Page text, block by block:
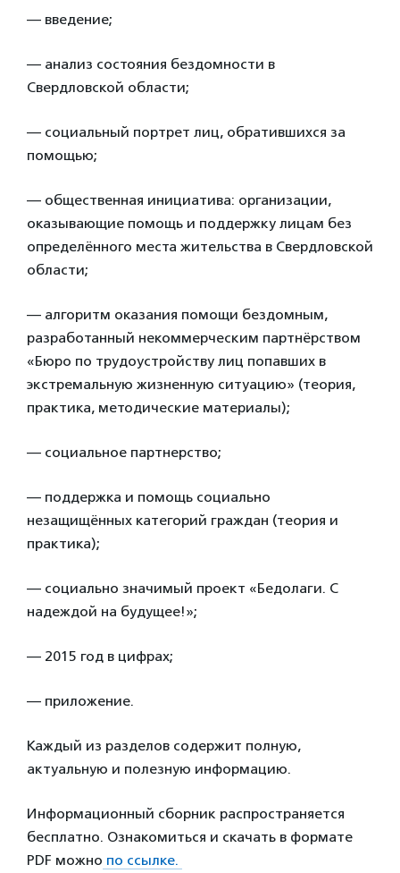
— введение;
— анализ состояния бездомности в
Свердловской области;
— социальный портрет лиц, обратившихся за
помощью;
— общественная инициатива: организации,
оказывающие помощь и поддержку лицам без
определённого места жительства в Свердловской
области;
— алгоритм оказания помощи бездомным,
разработанный некоммерческим партнёрством
«Бюро по трудоустройству лиц попавших в
экстремальную жизненную ситуацию» (теория,
практика, методические материалы);
— социальное партнерство;
— поддержка и помощь социально
незащищённых категорий граждан (теория и
практика);
— социально значимый проект «Бедолаги. С
надеждой на будущее!»;
— 2015 год в цифрах;
— приложение.
Каждый из разделов содержит полную,
актуальную и полезную информацию.
Информационный сборник распространяется
бесплатно. Ознакомиться и скачать в формате
PDF можно по ссылке.